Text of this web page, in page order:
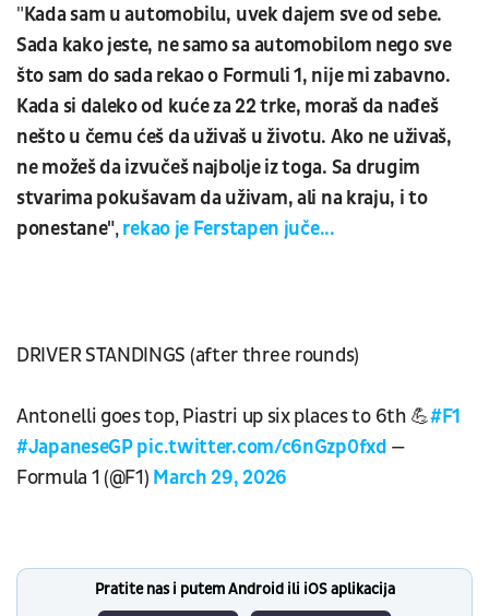
"Kada sam u automobilu, uvek dajem sve od sebe.
Sada kako jeste, ne samo sa automobilom nego sve
što sam do sada rekao o Formuli 1, nije mi zabavno.
Kada si daleko od kuće za 22 trke, moraš da nađeš
nešto u čemu ćeš da uživaš u životu. Ako ne uživaš,
ne možeš da izvučeš najbolje iz toga. Sa drugim
stvarima pokušavam da uživam, ali na kraju, i to
ponestane",rekao je Ferstapen juče...
DRIVER STANDINGS (after three rounds)
Antonelli goes top, Piastri up six places to 6th 💪#F1
#JapaneseGPpic.twitter.com/c6nGzp0fxd —
Formula 1 (@F1) March 29, 2026
Pratite nas i putem Android ili iOS aplikacija